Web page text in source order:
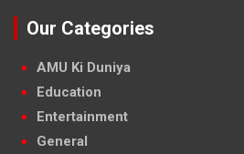
Our Categories
AMU Ki Duniya
Education
Entertainment
General